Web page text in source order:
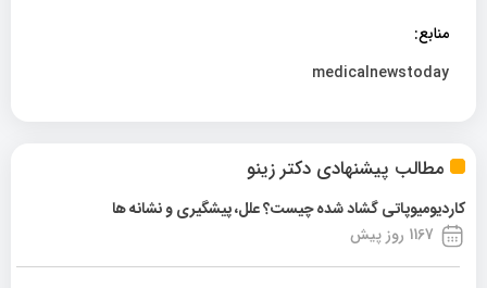
مطالب پیشنهادی دکتر زینو
کاردیومیوپاتی گشاد شده چیست؟ علل، پیشگیری و نشانه ها
1167 روز پیش
منابع:
medicalnewstoday